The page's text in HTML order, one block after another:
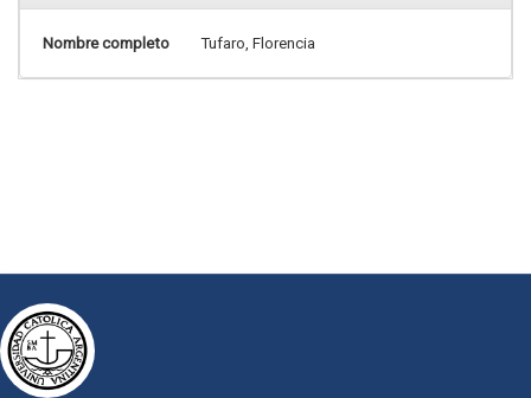
Nombre completo Tufaro, Florencia